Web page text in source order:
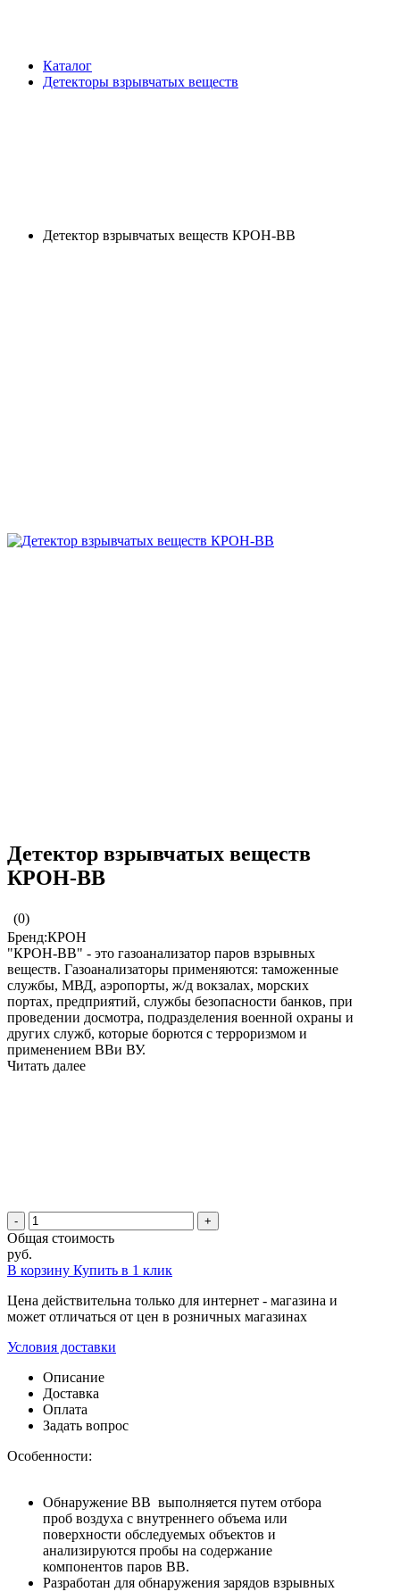
Каталог
Детекторы взрывчатых веществ
Детектор взрывчатых веществ КРОН-ВВ
Детектор взрывчатых веществ
КРОН-ВВ
(0)
Бренд:КРОН
"КРОН-ВВ" - это газоанализатор паров взрывных
веществ. Газоанализаторы применяются: таможенные
службы, МВД, аэропорты, ж/д вокзалах, морских
портах, предприятий, службы безопасности банков, при
проведении досмотра, подразделения военной охраны и
других служб, которые борются с терроризмом и
применением ВВи ВУ.
Читать далее
- +
Общая стоимость
руб.
В корзину Купить в 1 клик
Цена действительна только для интернет - магазина и
может отличаться от цен в розничных магазинах
Условия доставки
Описание
Доставка
Оплата
Задать вопрос
Особенности:
Обнаружение ВВ выполняется путем отбора
проб воздуха с внутреннего объема или
поверхности обследуемых объектов и
анализируются пробы на содержание
компонентов паров ВВ.
Разработан для обнаружения зарядов взрывных